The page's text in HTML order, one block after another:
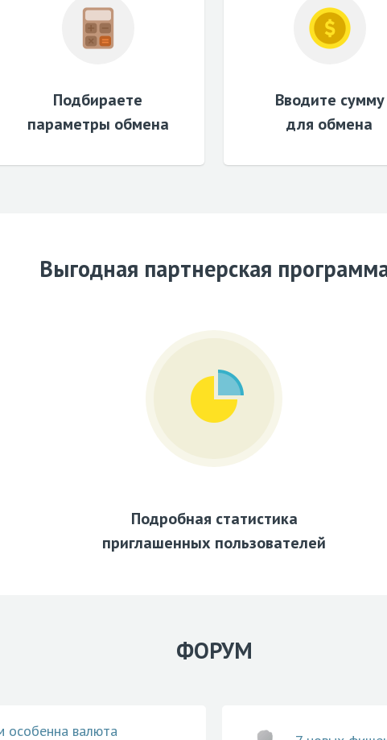
Подбираете
параметры обмена
Вводите сумму
для обмена
Выгодная партнерская
Подробная статистика
приглашенных пользователей
ФОРУМ
особенна валюта